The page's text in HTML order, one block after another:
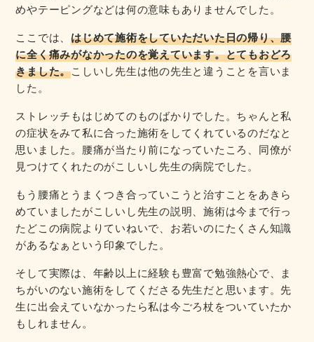
めやテーピングなどは何の意味もありませんでした。
ここでは、はじめて施術をしていただいた日の帰り、腰
に全く痛みがなかったのを覚えています。とてもおどろ
きました。こしいし先生は他の先生と違うことを言いま
した。
ストレッチもはじめてのものばかりでした。ちゃんと私
の症状をみて私に合った施術をしてくれているのだなと
思いました。腰痛が当たり前になっていたころ、同僚が
見つけてくれたのがこしいし先生の病院でした。
もう腰痛とうまくつき合っていこうと治すことをあきら
めていましたがこしいし先生の説明、施術は今まで行っ
たどこの病院よりていねいで、お若いのにたくさん知識
があるなぁという印象でした。
そして実際は、年齢以上に経験も豊富で勉強熱心で、ま
ちがいのない施術をしてくださる先生だと思います。先
生に出会えていなかったら私は今ごろ杖をついていたか
もしれません。